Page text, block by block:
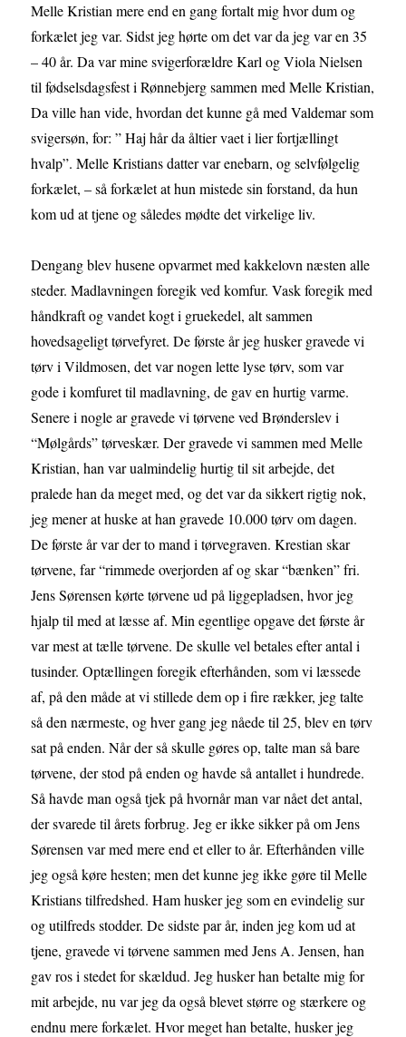
Melle Kristian mere end en gang fortalt mig hvor dum og
forkælet jeg var. Sidst jeg hørte om det var da jeg var en 35
– 40 år. Da var mine svigerforældre Karl og Viola Nielsen
til fødselsdagsfest i Rønnebjerg sammen med Melle Kristian,
Da ville han vide, hvordan det kunne gå med Valdemar som
svigersøn, for: ” Haj hår da åltier vaet i lier fortjællingt
hvalp”. Melle Kristians datter var enebarn, og selvfølgelig
forkælet, – så forkælet at hun mistede sin forstand, da hun
kom ud at tjene og således mødte det virkelige liv.
Dengang blev husene opvarmet med kakkelovn næsten alle
steder. Madlavningen foregik ved komfur. Vask foregik med
håndkraft og vandet kogt i gruekedel, alt sammen
hovedsageligt tørvefyret. De første år jeg husker gravede vi
tørv i Vildmosen, det var nogen lette lyse tørv, som var
gode i komfuret til madlavning, de gav en hurtig varme.
Senere i nogle ar gravede vi tørvene ved Brønderslev i
“Mølgårds” tørveskær. Der gravede vi sammen med Melle
Kristian, han var ualmindelig hurtig til sit arbejde, det
pralede han da meget med, og det var da sikkert rigtig nok,
jeg mener at huske at han gravede 10.000 tørv om dagen.
De første år var der to mand i tørvegraven. Krestian skar
tørvene, far “rimmede overjorden af og skar “bænken” fri.
Jens Sørensen kørte tørvene ud på liggepladsen, hvor jeg
hjalp til med at læsse af. Min egentlige opgave det første år
var mest at tælle tørvene. De skulle vel betales efter antal i
tusinder. Optællingen foregik efterhånden, som vi læssede
af, på den måde at vi stillede dem op i fire rækker, jeg talte
så den nærmeste, og hver gang jeg nåede til 25, blev en tørv
sat på enden. Når der så skulle gøres op, talte man så bare
tørvene, der stod på enden og havde så antallet i hundrede.
Så havde man også tjek på hvornår man var nået det antal,
der svarede til årets forbrug. Jeg er ikke sikker på om Jens
Sørensen var med mere end et eller to år. Efterhånden ville
jeg også køre hesten; men det kunne jeg ikke gøre til Melle
Kristians tilfredshed. Ham husker jeg som en evindelig sur
og utilfreds stodder. De sidste par år, inden jeg kom ud at
tjene, gravede vi tørvene sammen med Jens A. Jensen, han
gav ros i stedet for skældud. Jeg husker han betalte mig for
mit arbejde, nu var jeg da også blevet større og stærkere og
endnu mere forkælet. Hvor meget han betalte, husker jeg